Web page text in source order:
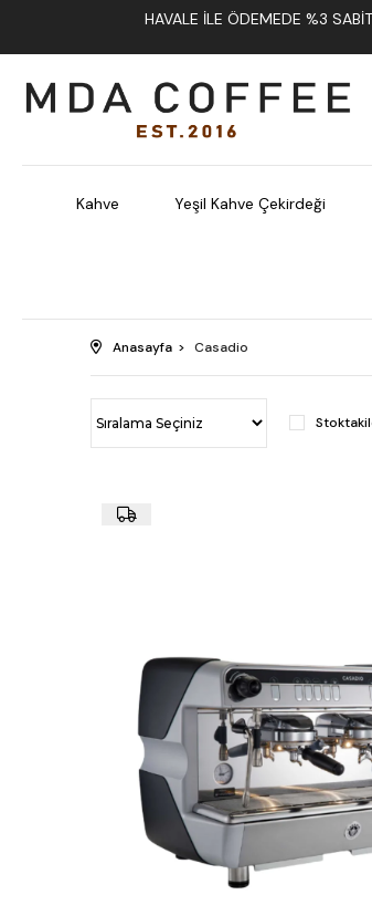
HAVALE İLE ÖDEMEDE %3
Kahve Yeşil Kahve Çekirdeği
Anasayfa Casadio